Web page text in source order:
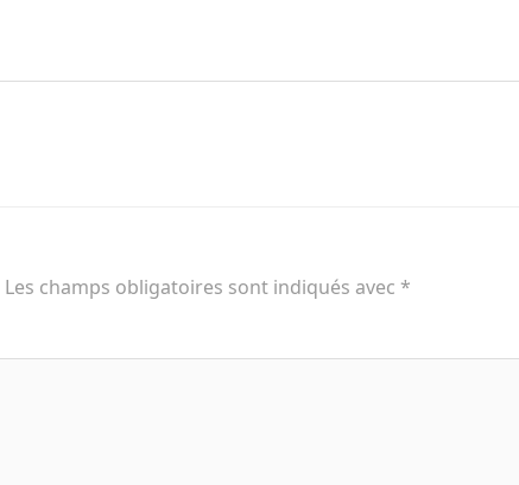
Les champs obligatoires sont indiqués avec *